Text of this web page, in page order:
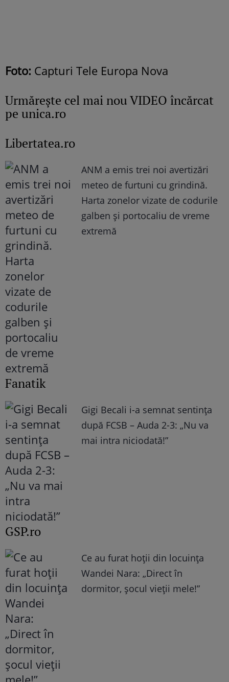
Foto: Capturi Tele Europa Nova
Urmăreşte cel mai nou VIDEO încărcat
pe unica.ro
Libertatea.ro
ANM a emis trei noi avertizări
meteo de furtuni cu grindină.
Harta zonelor vizate de codurile
galben și portocaliu de vreme
extremă
Fanatik
Gigi Becali i-a semnat sentința
după FCSB – Auda 2-3: „Nu va
mai intra niciodată!”
GSP.ro
Ce au furat hoții din locuința
Wandei Nara: „Direct în
dormitor, șocul vieții mele!”